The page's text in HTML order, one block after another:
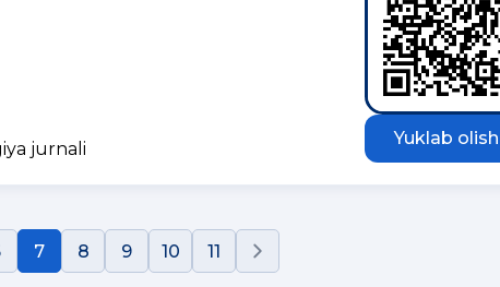
jurnali
Yuklab olish
7 8 9 10 11